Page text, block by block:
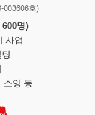
003606호)
명)
사업
소잉 등